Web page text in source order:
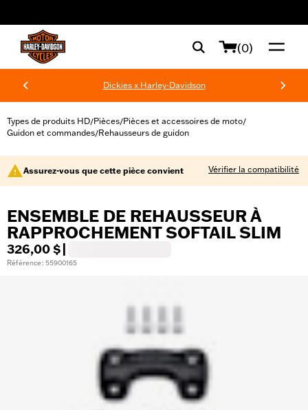
(0)
Dickies x Harley-Davidson
Types de produits HD/Pièces/Pièces et accessoires de moto/
Guidon et commandes/Rehausseurs de guidon
Assurez-vous que cette pièce convient Vérifier la compatibilité
ENSEMBLE DE REHAUSSEUR À
RAPPROCHEMENT SOFTAIL SLIM
326,00 $
Référence : 55900165